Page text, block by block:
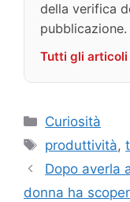
della verifica
pubblicazione.
Tutti gli articoli
Categorie
Curiosità
Tag
produttività,
Dopo averla
donna ha